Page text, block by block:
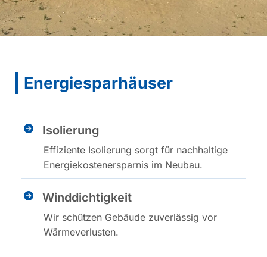
Energiesparhäuser
Isolierung
Effiziente Isolierung sorgt für nachhaltige
Energiekostenersparnis im Neubau.
Winddichtigkeit
Wir schützen Gebäude zuverlässig vor
Wärmeverlusten.